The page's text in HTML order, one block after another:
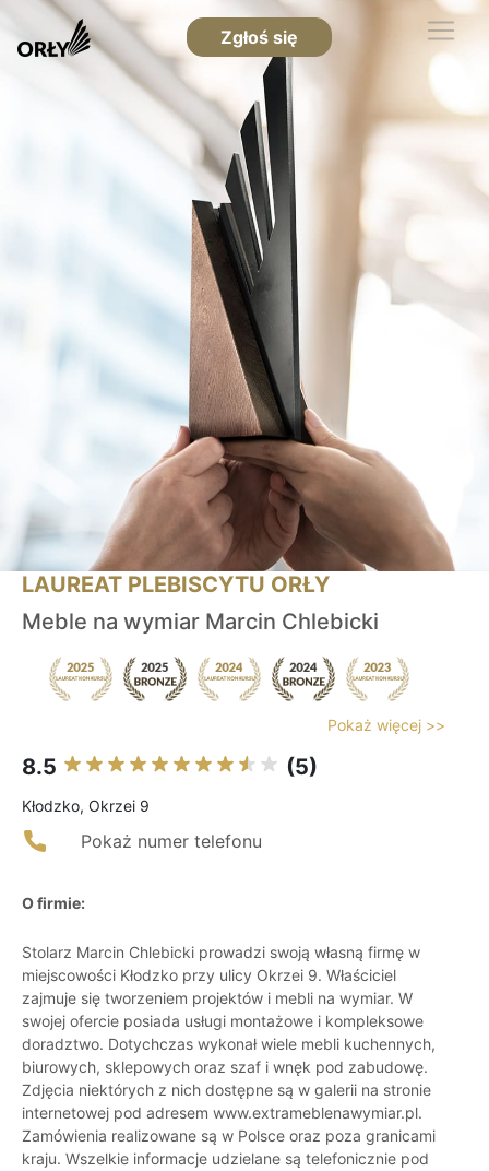
Zgłoś się
LAUREAT PLEBISCYTU ORŁY
Meble na wymiar Marcin Chlebicki
Pokaż więcej >>
8.5 (5)
Kłodzko, Okrzei 9
Pokaż numer telefonu
O firmie:
Stolarz Marcin Chlebicki prowadzi swoją własną firmę w
miejscowości Kłodzko przy ulicy Okrzei 9. Właściciel
zajmuje się tworzeniem projektów i mebli na wymiar. W
swojej ofercie posiada usługi montażowe i kompleksowe
doradztwo. Dotychczas wykonał wiele mebli kuchennych,
biurowych, sklepowych oraz szaf i wnęk pod zabudowę.
Zdjęcia niektórych z nich dostępne są w galerii na stronie
internetowej pod adresem www.extrameblenawymiar.pl.
Zamówienia realizowane są w Polsce oraz poza granicami
kraju. Wszelkie informacje udzielane są telefonicznie pod